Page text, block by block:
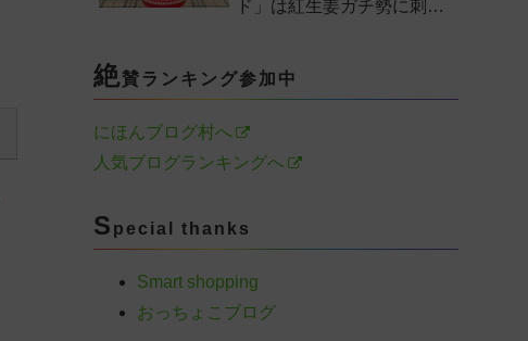
ド」は紅生姜ガチ勢に刺さ
絶賛ランキング参加中
にほんブログ村へ
人気ブログランキングへ
S pecial thanks
Smart shopping
おっちょこブログ